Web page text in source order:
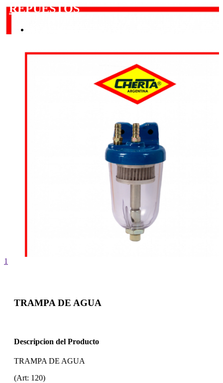
REPUESTOS
1
TRAMPA DE AGUA
Descripcion del Producto
TRAMPA DE AGUA
(Art: 120)